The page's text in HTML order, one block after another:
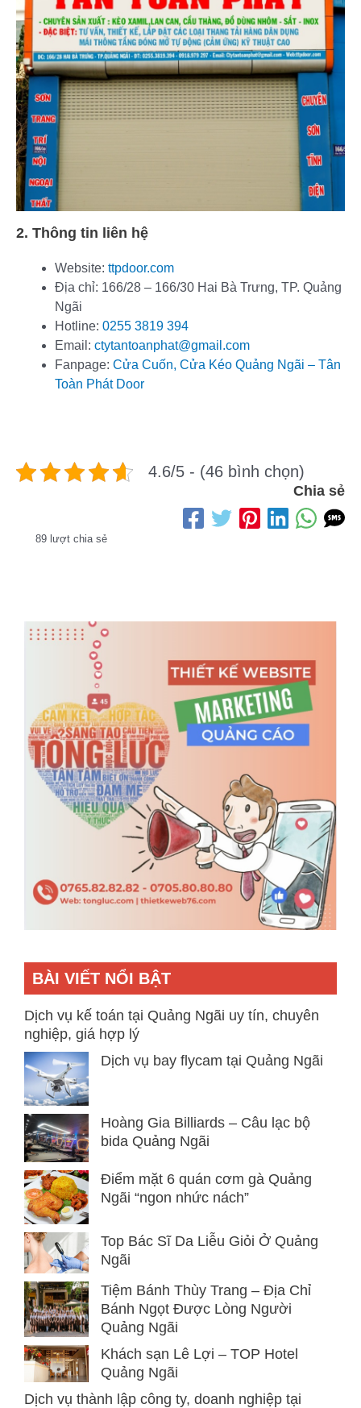
2. Thông tin liên hệ
Website: ttpdoor.com
Địa chỉ: 166/28 – 166/30 Hai Bà Trưng, TP. Quảng
Ngãi
Hotline: 0255 3819 394
Email: ctytantoanphat@gmail.com
Fanpage: Cửa Cuốn, Cửa Kéo Quảng Ngãi – Tân
Toàn Phát Door
4.6/5 - (46 bình chọn)
Chia sẻ
89 lượt chia sẻ
BÀI VIẾT NỔI BẬT
Dịch vụ kế toán tại Quảng Ngãi uy tín, chuyên
nghiệp, giá hợp lý
Dịch vụ bay flycam tại Quảng Ngãi
Hoàng Gia Billiards – Câu lạc bộ
bida Quảng Ngãi
Điểm mặt 6 quán cơm gà Quảng
Ngãi “ngon nhức nách”
Top Bác Sĩ Da Liễu Giỏi Ở Quảng
Ngãi
Tiệm Bánh Thùy Trang – Địa Chỉ
Bánh Ngọt Được Lòng Người
Quảng Ngãi
Khách sạn Lê Lợi – TOP Hotel
Quảng Ngãi
Dịch vụ thành lập công ty, doanh nghiệp tại